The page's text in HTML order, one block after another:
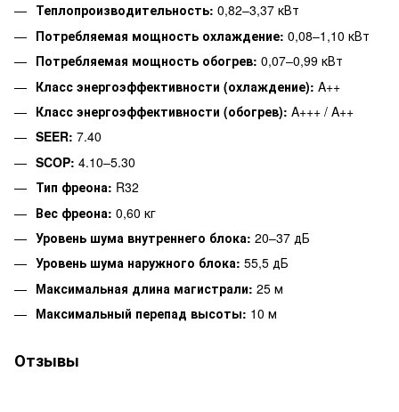
Теплопроизводительность: 0,82–3,37 кВт
Потребляемая мощность охлаждение: 0,08–1,10 кВт
Потребляемая мощность обогрев: 0,07–0,99 кВт
Класс энергоэффективности (охлаждение): A++
Класс энергоэффективности (обогрев): A+++ / A++
SEER: 7.40
SCOP: 4.10–5.30
Тип фреона: R32
Вес фреона: 0,60 кг
Уровень шума внутреннего блока: 20–37 дБ
Уровень шума наружного блока: 55,5 дБ
Максимальная длина магистрали: 25 м
Максимальный перепад высоты: 10 м
Отзывы